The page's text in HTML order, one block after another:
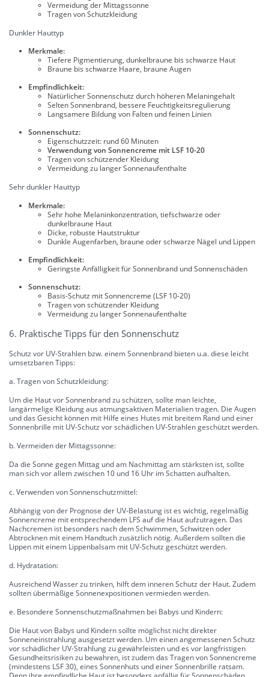
Vermeidung der Mittagssonne
Tragen von Schutzkleidung
Dunkler Hauttyp
Merkmale:
Tiefere Pigmentierung, dunkelbraune bis schwarze Haut
Braune bis schwarze Haare, braune Augen
Empfindlichkeit:
Natürlicher Sonnenschutz durch höheren Melaningehalt
Selten Sonnenbrand, bessere Feuchtigkeitsregulierung
Langsamere Bildung von Falten und feinen Linien
Sonnenschutz:
Eigenschutzzeit: rund 60 Minuten
Verwendung von Sonnencreme mit LSF 10-20
Tragen von schützender Kleidung
Vermeidung zu langer Sonnenaufenthalte
Sehr dunkler Hauttyp
Merkmale:
Sehr hohe Melaninkonzentration, tiefschwarze oder
dunkelbraune Haut
Dicke, robuste Hautstruktur
Dunkle Augenfarben, braune oder schwarze Nägel und Lippen
Empfindlichkeit:
Geringste Anfälligkeit für Sonnenbrand und Sonnenschäden
Sonnenschutz:
Basis-Schutz mit Sonnencreme (LSF 10-20)
Tragen von schützender Kleidung
Vermeidung zu langer Sonnenaufenthalte
6. Praktische Tipps für den Sonnenschutz
Schutz vor UV-Strahlen bzw. einem Sonnenbrand bieten u.a. diese leicht
umsetzbaren Tipps:
a. Tragen von Schutzkleidung:
Um die Haut vor Sonnenbrand zu schützen, sollte man leichte,
langärmelige Kleidung aus atmungsaktiven Materialien tragen. Die Augen
und das Gesicht können mit Hilfe eines Hutes mit breitem Rand und einer
Sonnenbrille mit UV-Schutz vor schädlichen UV-Strahlen geschützt werden.
b. Vermeiden der Mittagssonne:
Da die Sonne gegen Mittag und am Nachmittag am stärksten ist, sollte
man sich vor allem zwischen 10 und 16 Uhr im Schatten aufhalten.
c. Verwenden von Sonnenschutzmittel:
Abhängig von der Prognose der UV-Belastung ist es wichtig, regelmäßig
Sonnencreme mit entsprechendem LFS auf die Haut aufzutragen. Das
Nachcremen ist besonders nach dem Schwimmen, Schwitzen oder
Abtrocknen mit einem Handtuch zusätzlich nötig. Außerdem sollten die
Lippen mit einem Lippenbalsam mit UV-Schutz geschützt werden.
d. Hydratation:
Ausreichend Wasser zu trinken, hilft dem inneren Schutz der Haut. Zudem
sollten übermäßige Sonnenexpositionen vermieden werden.
e. Besondere Sonnenschutzmaßnahmen bei Babys und Kindern:
Die Haut von Babys und Kindern sollte möglichst nicht direkter
Sonneneinstrahlung ausgesetzt werden. Um einen angemessenen Schutz
vor schädlicher UV-Strahlung zu gewährleisten und es vor langfristigen
Gesundheitsrisiken zu bewahren, ist zudem das Tragen von Sonnencreme
(mindestens LSF 30), eines Sonnenhuts und einer Sonnenbrille ratsam.